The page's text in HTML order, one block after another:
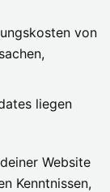
von
liegen
Website
Kenntnissen,